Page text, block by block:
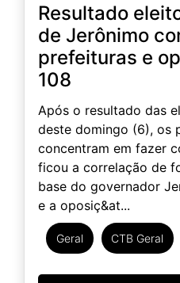
Resultado
de Jerônimo
prefeituras e
108
Após o resultado das
deste domingo (6), os
concentram em fazer
ficou a correlação de
base do governador
e a oposiç&at...
Geral CTB Geral